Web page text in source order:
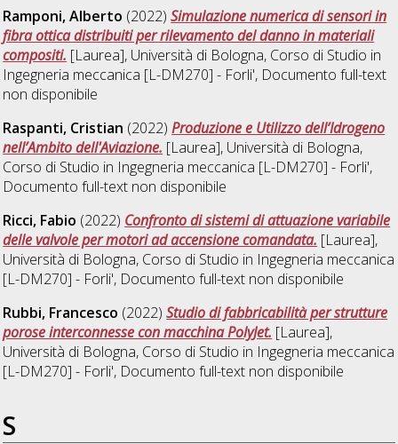
Ramponi, Alberto (2022)Simulazione numerica di sensori in
fibra ottica distribuiti per rilevamento del danno in materiali
compositi. [Laurea], Università di Bologna, Corso di Studio in
Ingegneria meccanica [L-DM270] - Forli', Documento full-text
non disponibile
Raspanti, Cristian (2022)Produzione e Utilizzo dell’Idrogeno
nell’Ambito dell'Aviazione. [Laurea], Università di Bologna,
Corso di Studio in Ingegneria meccanica [L-DM270] - Forli',
Documento full-text non disponibile
Ricci, Fabio (2022) Confronto di sistemi di attuazione variabile
delle valvole per motori ad accensione comandata. [Laurea],
Università di Bologna, Corso di Studio in Ingegneria meccanica
[L-DM270] - Forli', Documento full-text non disponibile
Rubbi, Francesco (2022)Studio di fabbricabilità per strutture
porose interconnesse con macchina PolyJet. [Laurea],
Università di Bologna, Corso di Studio in Ingegneria meccanica
[L-DM270] - Forli', Documento full-text non disponibile
S